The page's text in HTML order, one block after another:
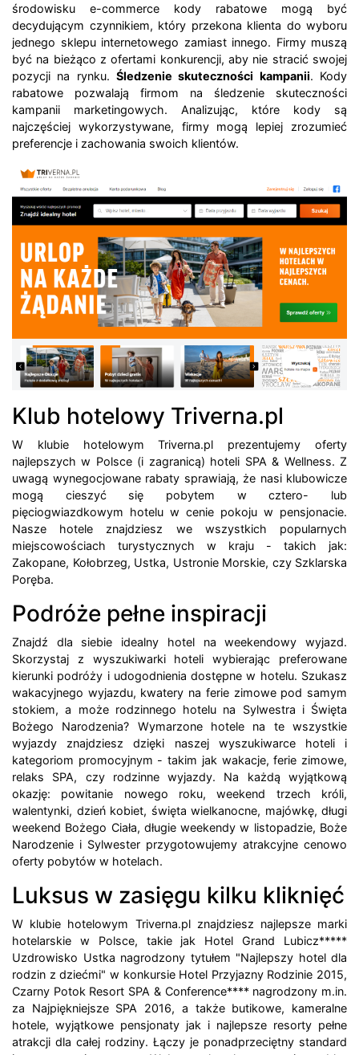
środowisku e-commerce kody rabatowe mogą być
decydującym czynnikiem, który przekona klienta do wyboru
jednego sklepu internetowego zamiast innego. Firmy muszą
być na bieżąco z ofertami konkurencji, aby nie stracić swojej
pozycji na rynku. Śledzenie skuteczności kampanii. Kody
rabatowe pozwalają firmom na śledzenie skuteczności
kampanii marketingowych. Analizując, które kody są
najczęściej wykorzystywane, firmy mogą lepiej zrozumieć
preferencje i zachowania swoich klientów.
Klub hotelowy Triverna.pl
W klubie hotelowym Triverna.pl prezentujemy oferty
najlepszych w Polsce (i zagranicą) hoteli SPA & Wellness. Z
uwagą wynegocjowane rabaty sprawiają, że nasi klubowicze
mogą cieszyć się pobytem w cztero- lub
pięciogwiazdkowym hotelu w cenie pokoju w pensjonacie.
Nasze hotele znajdziesz we wszystkich popularnych
miejscowościach turystycznych w kraju - takich jak:
Zakopane, Kołobrzeg, Ustka, Ustronie Morskie, czy Szklarska
Poręba.
Podróże pełne inspiracji
Znajdź dla siebie idealny hotel na weekendowy wyjazd.
Skorzystaj z wyszukiwarki hoteli wybierając preferowane
kierunki podróży i udogodnienia dostępne w hotelu. Szukasz
wakacyjnego wyjazdu, kwatery na ferie zimowe pod samym
stokiem, a może rodzinnego hotelu na Sylwestra i Święta
Bożego Narodzenia? Wymarzone hotele na te wszystkie
wyjazdy znajdziesz dzięki naszej wyszukiwarce hoteli i
kategoriom promocyjnym - takim jak wakacje, ferie zimowe,
relaks SPA, czy rodzinne wyjazdy. Na każdą wyjątkową
okazję: powitanie nowego roku, weekend trzech króli,
walentynki, dzień kobiet, święta wielkanocne, majówkę, długi
weekend Bożego Ciała, długie weekendy w listopadzie, Boże
Narodzenie i Sylwester przygotowujemy atrakcyjne cenowo
oferty pobytów w hotelach.
Luksus w zasięgu kilku kliknięć
W klubie hotelowym Triverna.pl znajdziesz najlepsze marki
hotelarskie w Polsce, takie jak Hotel Grand Lubicz*****
Uzdrowisko Ustka nagrodzony tytułem "Najlepszy hotel dla
rodzin z dziećmi" w konkursie Hotel Przyjazny Rodzinie 2015,
Czarny Potok Resort SPA & Conference**** nagrodzony m.in.
za Najpiękniejsze SPA 2016, a także butikowe, kameralne
hotele, wyjątkowe pensjonaty jak i najlepsze resorty pełne
atrakcji dla całej rodziny. Łączy je ponadprzeciętny standard